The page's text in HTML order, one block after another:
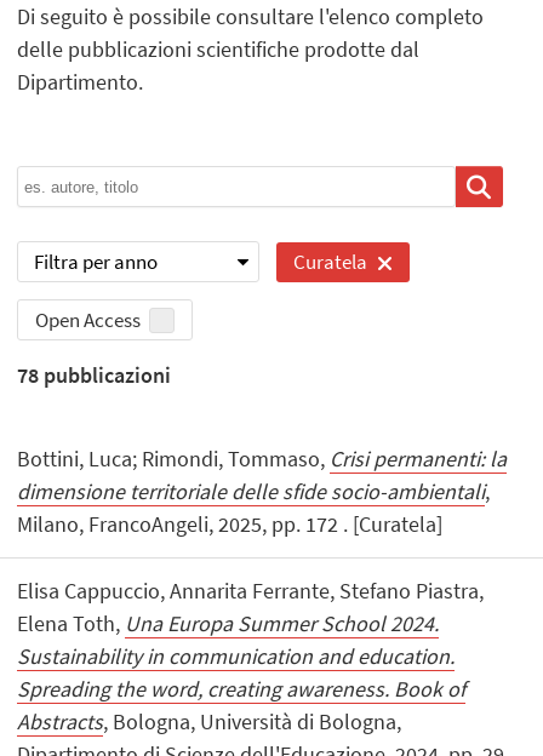
Di seguito è possibile consultare l'elenco completo
delle pubblicazioni scientifiche prodotte dal
Dipartimento.
Filtra per anno Curatela
Open Access
78 pubblicazioni
Bottini, Luca; Rimondi, Tommaso, Crisi permanenti: la
dimensione territoriale delle sfide socio-ambientali,
Milano, FrancoAngeli, 2025, pp. 172 . [Curatela]
Elisa Cappuccio, Annarita Ferrante, Stefano Piastra,
Elena Toth, Una Europa Summer School 2024.
Sustainability in communication and education.
Spreading the word, creating awareness. Book of
Abstracts, Bologna, Università di Bologna,